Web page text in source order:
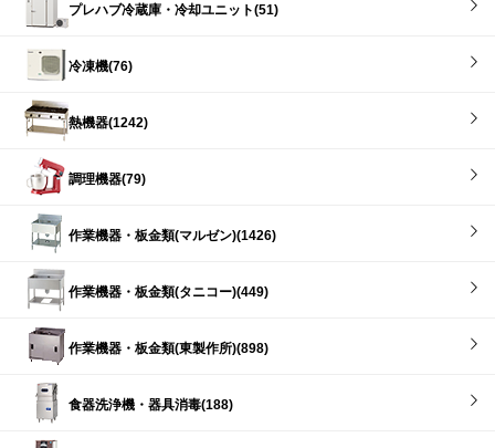
プレハブ冷蔵庫・冷却ユニット(51)
冷凍機(76)
熱機器(1242)
調理機器(79)
作業機器・板金類(マルゼン)(1426)
作業機器・板金類(タニコー)(449)
作業機器・板金類(東製作所)(898)
食器洗浄機・器具消毒(188)